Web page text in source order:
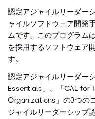
認定アジャイルリーダー
ャイルソフトウェア開発
ムです。このプログラム
を採用するソフトウェア
す。
認定アジャイルリーダー
Essentials」、「CAL for
Organizations」の3つの
ジャイルリーダーシップ